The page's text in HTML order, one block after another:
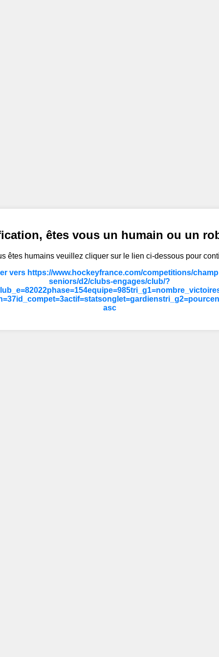
êtes vous un humain ou un
êtes humains veuillez cliquer sur le lien ci-dessous pour
vers https://www.hockeyfrance.com/competitions/
seniors/d2/clubs-engages/club/?
asc